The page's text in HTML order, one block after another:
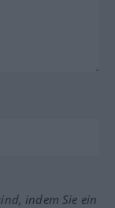
indem Sie ein